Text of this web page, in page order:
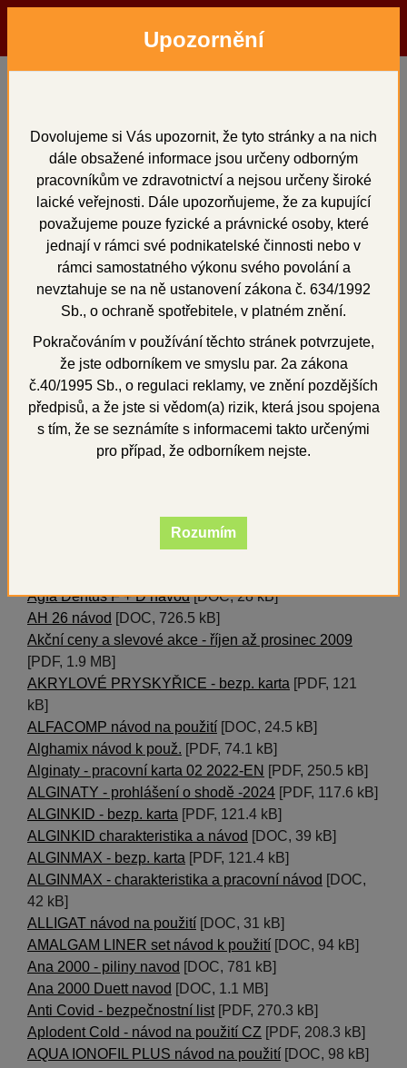
Hledat Přihlásit
Soubory ke stažení
Soubor uložíte do počítače kliknutím na jeho název pravým
tlačítkem a volbou "Uložit jako ..."
Kliknutí levým tlačítkem způsobí otevření souboru do
nového okna.
4SHINE - HARD - bezpečnostní list
[PDF, 428.8 kB]
4SHINE - REGULAR - bezpečnostní list[PDF, 428.6
kB]
Acrybond 75 ml - návod [PDF, 251 kB]
ACTIVATOR UNIVERSAL bezp. karta [PDF, 121.2 kB]
Adhesor Carbofine návod
[DOC, 35 kB]
ADMIRA návod na použití[DOC, 131.5 kB]
ADMIRA návod použití[DOC, 131.5 kB]
Agfa Dentus F + D návod[DOC, 28 kB]
AH 26 návod [DOC, 726.5 kB]
Akční ceny a slevové akce - říjen až prosinec 2009
[PDF, 1.9 MB]
AKRYLOVÉ PRYSKYŘICE - bezp. karta [PDF, 121
kB]
ALFACOMP návod na použití [DOC, 24.5 kB]
Alghamix návod k použ. [PDF, 74.1 kB]
Alginaty - pracovní karta 02 2022-EN [PDF, 250.5 kB]
ALGINATY - prohlášení o shodě -2024 [PDF, 117.6 kB]
ALGINKID - bezp. karta [PDF, 121.4 kB]
ALGINKID charakteristika a návod [DOC, 39 kB]
ALGINMAX - bezp. karta [PDF, 121.4 kB]
ALGINMAX - charakteristika a pracovní návod [DOC,
42 kB]
ALLIGAT návod na použití [DOC, 31 kB]
AMALGAM LINER set návod k použití [DOC, 94 kB]
Ana 2000 - piliny navod [DOC, 781 kB]
Ana 2000 Duett navod [DOC, 1.1 MB]
Anti Covid - bezpečnostní list[PDF, 270.3 kB]
Aplodent Cold - návod na použití CZ [PDF, 208.3 kB]
AQUA IONOFIL PLUS návod na použití [DOC, 98 kB]
Upozornění
Dovolujeme si Vás upozornit, že tyto stránky a na nich
dále obsažené informace jsou určeny odborným
pracovníkům ve zdravotnictví a nejsou určeny široké
laické veřejnosti. Dále upozorňujeme, že za kupující
považujeme pouze fyzické a právnické osoby, které
jednají v rámci své podnikatelské činnosti nebo v
rámci samostatného výkonu svého povolání a
nevztahuje se na ně ustanovení zákona č. 634/1992
Sb., o ochraně spotřebitele, v platném znění.
Pokračováním v používání těchto stránek potvrzujete,
že jste odborníkem ve smyslu par. 2a zákona
č.40/1995 Sb., o regulaci reklamy, ve znění pozdějších
předpisů, a že jste si vědom(a) rizik, která jsou spojena
s tím, že se seznámíte s informacemi takto určenými
pro případ, že odborníkem nejste.
Rozumím